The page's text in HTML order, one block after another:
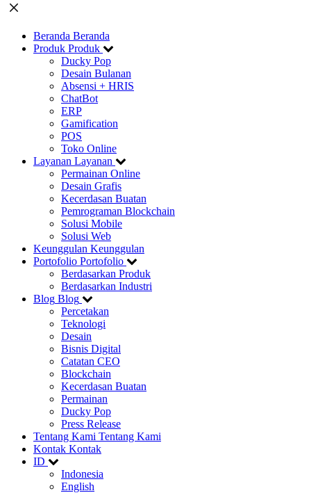
Beranda Beranda
Produk Produk
Ducky Pop
Desain Bulanan
Absensi + HRIS
ChatBot
ERP
Gamification
POS
Toko Online
Layanan Layanan
Permainan Online
Desain Grafis
Kecerdasan Buatan
Pemrograman Blockchain
Solusi Mobile
Solusi Web
Keunggulan Keunggulan
Portofolio Portofolio
Berdasarkan Produk
Berdasarkan Industri
Blog Blog
Percetakan
Teknologi
Desain
Bisnis Digital
Catatan CEO
Blockchain
Kecerdasan Buatan
Permainan
Ducky Pop
Press Release
Tentang Kami Tentang Kami
Kontak Kontak
ID
Indonesia
English